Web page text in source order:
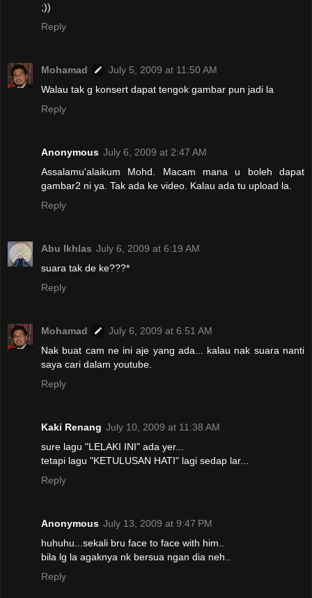
;))
Reply
Mohamad
July 5, 2009 at 11:50 AM
Walau tak g konsert dapat tengok gambar pun jadi la
Reply
Anonymous July 6, 2009 at 2:47 AM
Assalamu'alaikum Mohd. Macam mana u boleh dapat
gambar2 ni ya. Tak ada ke video. Kalau ada tu upload la.
Reply
Abu Ikhlas July 6, 2009 at 6:19 AM
suara tak de ke???*
Reply
Mohamad
July 6, 2009 at 6:51 AM
Nak buat cam ne ini aje yang ada... kalau nak suara nanti
saya cari dalam youtube.
Reply
Kaki Renang July 10, 2009 at 11:38 AM
sure lagu "LELAKI INI" ada yer...
tetapi lagu "KETULUSAN HATI" lagi sedap lar...
Reply
Anonymous July 13, 2009 at 9:47 PM
huhuhu...sekali bru face to face with him..
bila lg la agaknya nk bersua ngan dia neh..
Reply